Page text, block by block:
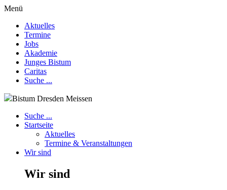
Menü
Aktuelles
Termine
Jobs
Akademie
Junges Bistum
Caritas
Suche ...
Bistum Dresden Meissen
Suche ...
Startseite
Aktuelles
Termine & Veranstaltungen
Wir sind
Wir sind